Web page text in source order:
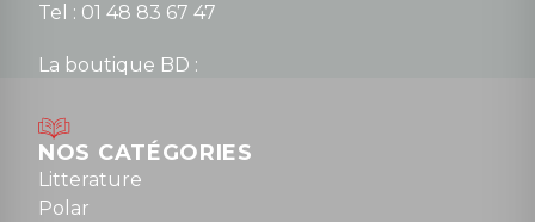
Tel : 01 48 83 67 47
La boutique BD :
Mardi au samedi : 10h à 13h / 14h à 19h
Dimanche : 10h30 à 12h30
Tel : 01 48 89 13 88
NOS CATÉGORIES
Litterature
Polar